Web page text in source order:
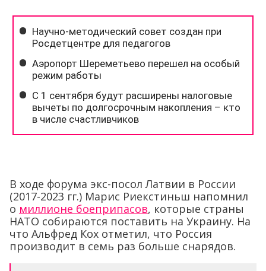
В ходе форума экс-посол Латвии в России
(2017-2023 гг.) Марис Риекстиньш напомнил
о миллионе боеприпасов, которые страны
НАТО собираются поставить на Украину. На
что Альфред Кох отметил, что Россия
производит в семь раз больше снарядов.